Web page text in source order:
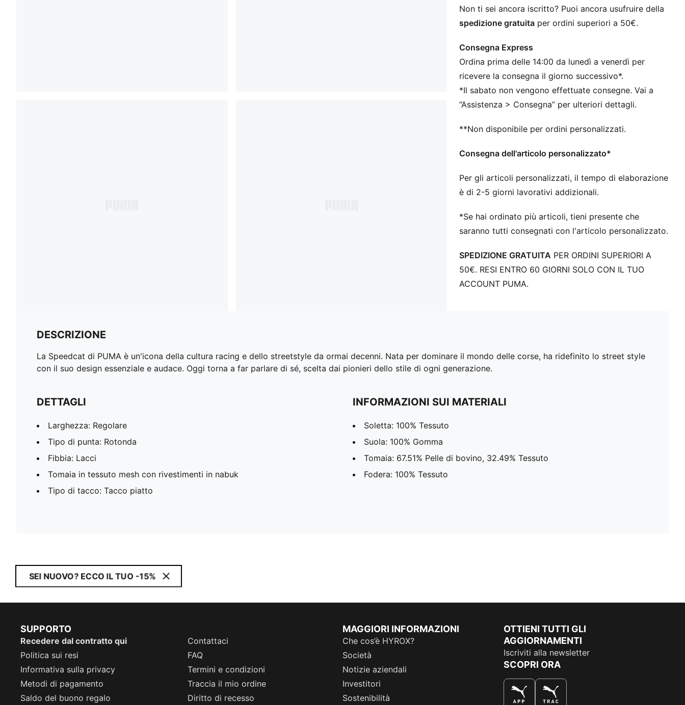
Non ti sei ancora iscritto? Puoi ancora usufruire della
spedizione gratuita per ordini superiori a 50€.
Consegna Express
Ordina prima delle 14:00 da lunedì a venerdì per
ricevere la consegna il giorno successivo*.
*Il sabato non vengono effettuate consegne. Vai a
“Assistenza > Consegna” per ulteriori dettagli.
**Non disponibile per ordini personalizzati.
Consegna dell'articolo personalizzato*
Per gli articoli personalizzati, il tempo di elaborazione
è di 2-5 giorni lavorativi addizionali.
*Se hai ordinato più articoli, tieni presente che
saranno tutti consegnati con l'articolo personalizzato.
SPEDIZIONE GRATUITA PER ORDINI SUPERIORI A
50€. RESI ENTRO 60 GIORNI SOLO CON IL TUO
ACCOUNT PUMA.
DESCRIZIONE
La Speedcat di PUMA è un'icona della cultura racing e dello streetstyle da ormai decenni. Nata per dominare il mondo delle corse, ha ridefinito lo street style
con il suo design essenziale e audace. Oggi torna a far parlare di sé, scelta dai pionieri dello stile di ogni generazione.
DETTAGLI
Larghezza: Regolare
Tipo di punta: Rotonda
Fibbia: Lacci
Tomaia in tessuto mesh con rivestimenti in nabuk
Tipo di tacco: Tacco piatto
INFORMAZIONI SUI MATERIALI
Soletta: 100% Tessuto
Suola: 100% Gomma
Tomaia: 67.51% Pelle di bovino, 32.49% Tessuto
Fodera: 100% Tessuto
SEI NUOVO? ECCO IL TUO -15%
SUPPORTO
Recedere dal contratto qui
Contattaci
Politica sui resi
FAQ
Informativa sulla privacy
Termini e condizioni
Metodi di pagamento
Traccia il mio ordine
Saldo del buono regalo
Diritto di recesso
MAGGIORI INFORMAZIONI
Che cos’è HYROX?
Società
Notizie aziendali
Investitori
Sostenibilità
OTTIENI TUTTI GLI
AGGIORNAMENTI
Iscriviti alla newsletter
SCOPRI ORA